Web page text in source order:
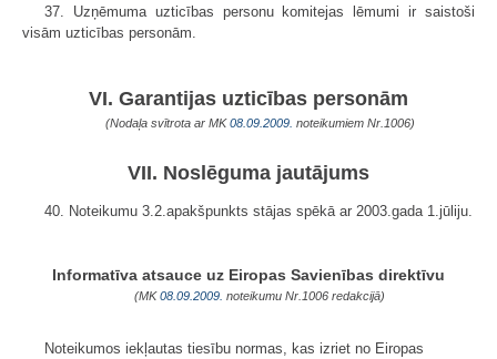
37. Uzņēmuma uzticības personu komitejas lēmumi ir saistoši
visām uzticības personām.
VI. Garantijas uzticības personām
(Nodaļa svītrota ar MK08.09.2009. noteikumiem Nr.1006)
VII. Noslēguma jautājums
40. Noteikumu 3.2.apakšpunkts stājas spēkā ar 2003.gada 1.jūliju.
Informatīva atsauce uz Eiropas Savienības direktīvu
(MK08.09.2009. noteikumu Nr.1006 redakcijā)
Noteikumos iekļautas tiesību normas, kas izriet no Eiropas